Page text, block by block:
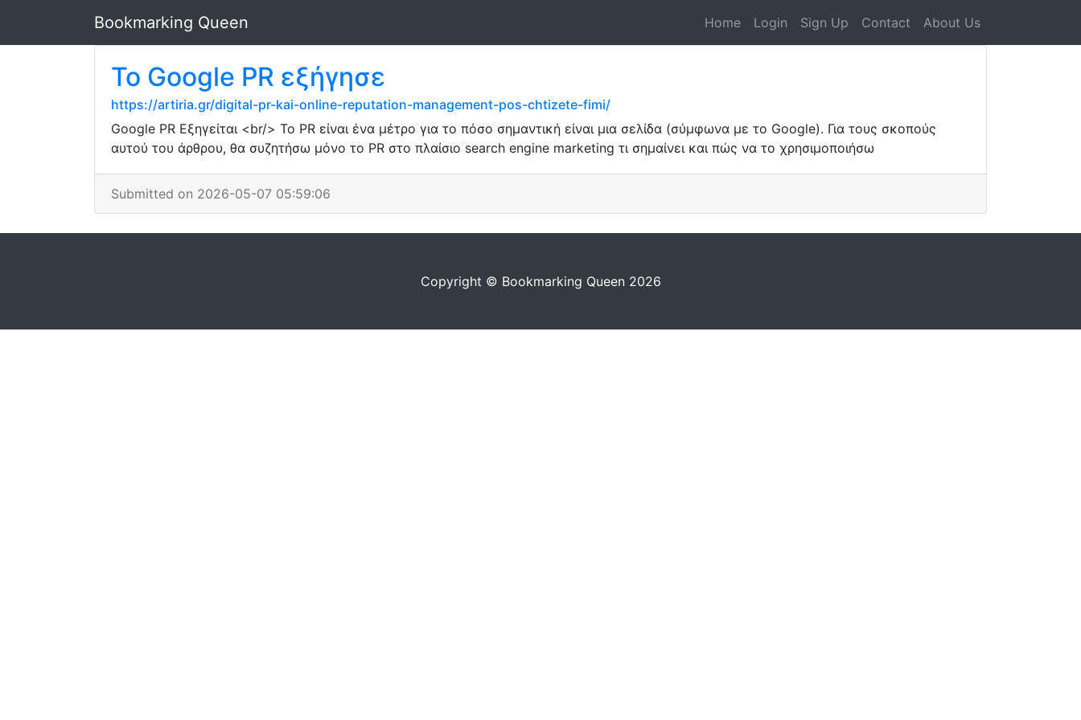
Bookmarking Queen Home Login Sign Up Contact About Us
Το Google PR εξήγησε
https://artiria.gr/digital-pr-kai-online-reputation-management-pos-chtizete-fimi/
Google PR Εξηγείται <br/> Το PR είναι ένα μέτρο για το πόσο σημαντική είναι μια σελίδα (σύμφωνα με το Google). Για τους σκοπούς
αυτού του άρθρου, θα συζητήσω μόνο το PR στο πλαίσιο search engine marketing τι σημαίνει και πώς να το χρησιμοποιήσω
Submitted on 2026-05-07 05:59:06
Copyright © Bookmarking Queen 2026